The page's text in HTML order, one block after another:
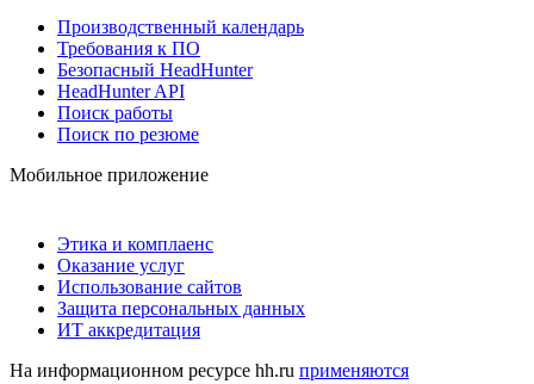
Производственный календарь
Требования к ПО
Безопасный HeadHunter
HeadHunter API
Поиск работы
Поиск по резюме
Мобильное приложение
Этика и комплаенс
Оказание услуг
Использование сайтов
Защита персональных данных
ИТ аккредитация
На информационном ресурсе hh.ru применяются